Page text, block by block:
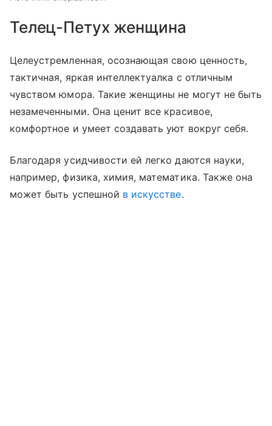
Телец-Петух женщина
Целеустремленная, осознающая свою ценность,
тактичная, яркая интеллектуалка с отличным
чувством юмора. Такие женщины не могут не быть
незамеченными. Она ценит все красивое,
комфортное и умеет создавать уют вокруг себя.
Благодаря усидчивости ей легко даются науки,
например, физика, химия, математика. Также она
может быть успешной в искусстве.